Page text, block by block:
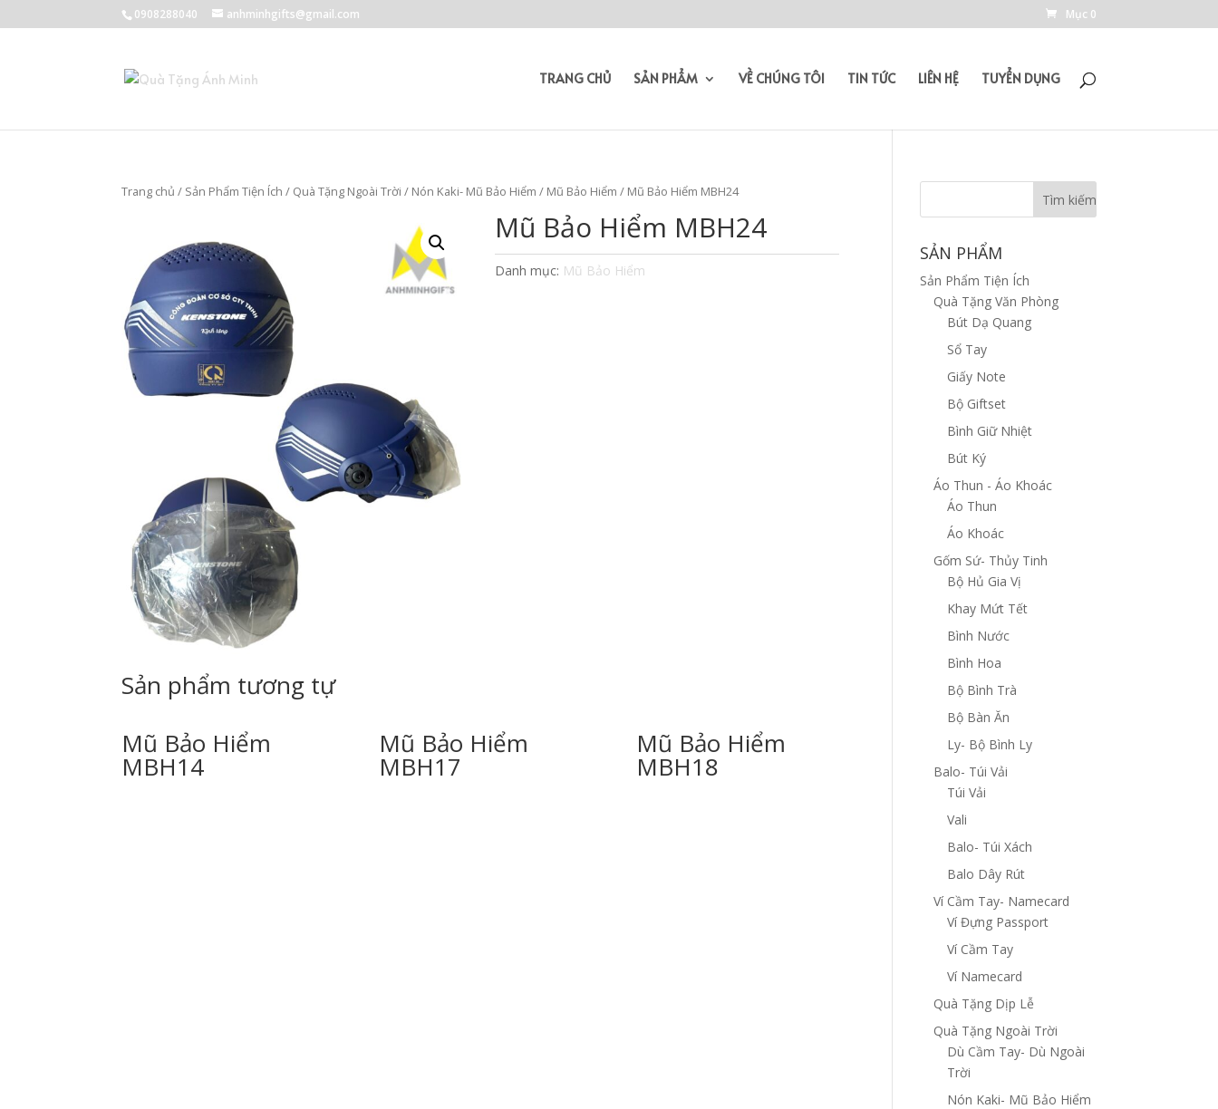
0908288040 anhminhgifts@gmail.com Mục 0
TRANG CHỦ SẢN PHẨM VỀ CHÚNG TÔI TIN TỨC LIÊN HỆ TUYỂN DỤNG
Trang chủ / Sản Phẩm Tiện Ích / Quà Tặng Ngoài Trời / Nón Kaki- Mũ Bảo Hiểm / Mũ Bảo Hiểm / Mũ Bảo Hiểm MBH24
Mũ Bảo Hiểm MBH24
Danh mục: Mũ Bảo Hiểm
Sản phẩm tương tự
Mũ Bảo Hiểm
MBH14
Mũ Bảo Hiểm
MBH17
Mũ Bảo Hiểm
MBH18
SẢN PHẨM
Sản Phẩm Tiện Ích
Quà Tặng Văn Phòng
Bút Dạ Quang
Sổ Tay
Giấy Note
Bộ Giftset
Bình Giữ Nhiệt
Bút Ký
Áo Thun - Áo Khoác
Áo Thun
Áo Khoác
Gốm Sứ- Thủy Tinh
Bộ Hủ Gia Vị
Khay Mứt Tết
Bình Nước
Bình Hoa
Bộ Bình Trà
Bộ Bàn Ăn
Ly- Bộ Bình Ly
Balo- Túi Vải
Túi Vải
Vali
Balo- Túi Xách
Balo Dây Rút
Ví Cầm Tay- Namecard
Ví Đựng Passport
Ví Cầm Tay
Ví Namecard
Quà Tặng Dịp Lễ
Quà Tặng Ngoài Trời
Dù Cầm Tay- Dù Ngoài
Trời
Nón Kaki- Mũ Bảo Hiểm